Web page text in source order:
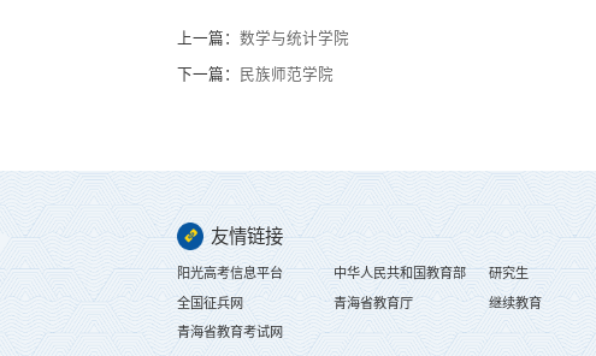
上一篇： 数学与统计学院
下一篇： 民族师范学院
友情链接
阳光高考信息平台 中华人民共和国教育部 研究生
全国征兵网 青海省教育厅 继续教育
青海省教育考试网